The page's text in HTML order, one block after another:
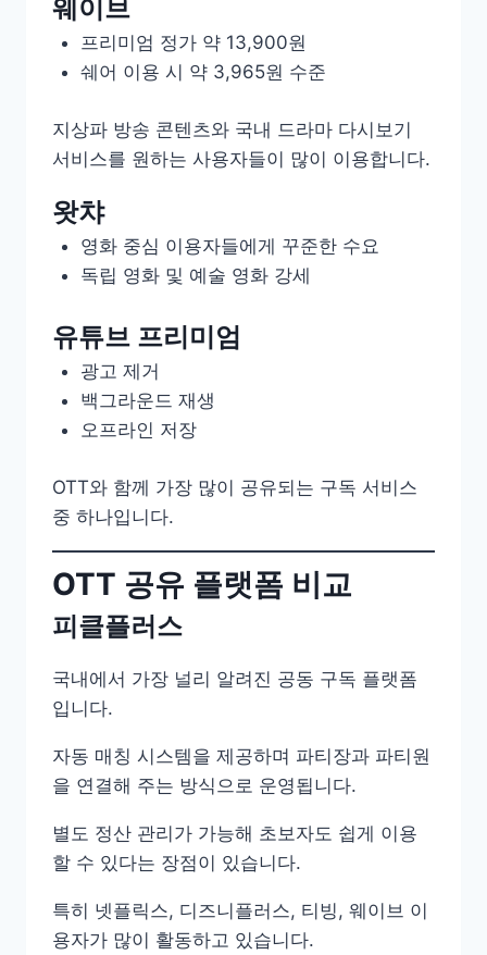
웨이브
프리미엄 정가 약 13,900원
쉐어 이용 시 약 3,965원 수준
지상파 방송 콘텐츠와 국내 드라마 다시보기
서비스를 원하는 사용자들이 많이 이용합니다.
왓챠
영화 중심 이용자들에게 꾸준한 수요
독립 영화 및 예술 영화 강세
유튜브 프리미엄
광고 제거
백그라운드 재생
오프라인 저장
OTT와 함께 가장 많이 공유되는 구독 서비스
중 하나입니다.
OTT 공유 플랫폼 비교
피클플러스
국내에서 가장 널리 알려진 공동 구독 플랫폼
입니다.
자동 매칭 시스템을 제공하며 파티장과 파티원
을 연결해 주는 방식으로 운영됩니다.
별도 정산 관리가 가능해 초보자도 쉽게 이용
할 수 있다는 장점이 있습니다.
특히 넷플릭스, 디즈니플러스, 티빙, 웨이브 이
용자가 많이 활동하고 있습니다.